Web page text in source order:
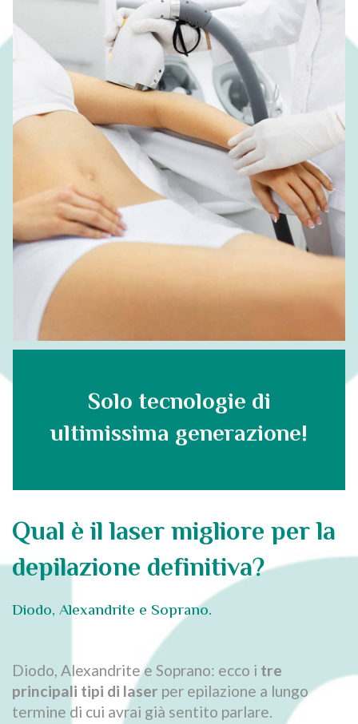
Solo tecnologie di
ultimissima generazione!
Qual è il laser migliore per la
depilazione definitiva?
Diodo, Alexandrite e Soprano.
Diodo, Alexandrite e Soprano: ecco i tre
principali tipi di laser per epilazione a lungo
termine di cui avrai già sentito parlare.